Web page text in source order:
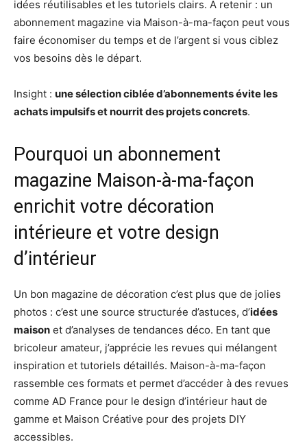
idées réutilisables et les tutoriels clairs. À retenir : un
abonnement magazine via Maison-à-ma-façon peut vous
faire économiser du temps et de l’argent si vous ciblez
vos besoins dès le départ.
Insight : une sélection ciblée d’abonnements évite les
achats impulsifs et nourrit des projets concrets.
Pourquoi un abonnement
magazine Maison-à-ma-façon
enrichit votre décoration
intérieure et votre design
d’intérieur
Un bon magazine de décoration c’est plus que de jolies
photos : c’est une source structurée d’astuces, d’idées
maison et d’analyses de tendances déco. En tant que
bricoleur amateur, j’apprécie les revues qui mélangent
inspiration et tutoriels détaillés. Maison-à-ma-façon
rassemble ces formats et permet d’accéder à des revues
comme AD France pour le design d’intérieur haut de
gamme et Maison Créative pour des projets DIY
accessibles.